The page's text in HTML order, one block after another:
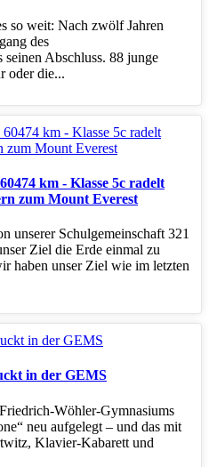
so weit: Nach zwölf Jahren
des
seinen Abschluss. 88 junge
oder die...
km - Klasse 5c radelt
zum Mount Everest
unserer Schulgemeinschaft 321
Ziel die Erde einmal zu
haben unser Ziel wie im letzten
in der GEMS
neu aufgelegt – und das mit
Klavier‑Kabarett und